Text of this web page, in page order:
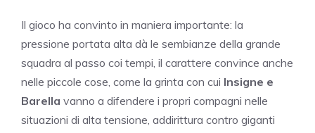
Il gioco ha convinto in maniera importante: la
pressione portata alta dà le sembianze della grande
squadra al passo coi tempi, il carattere convince anche
nelle piccole cose, come la grinta con cui Insigne e
Barella vanno a difendere i propri compagni nelle
situazioni di alta tensione, addirittura contro giganti